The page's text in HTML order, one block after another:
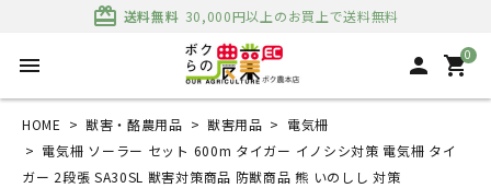
card_giftcard 送料無料 30,000円以上のお買上で送料無料
menu person 0
shopping_cart
HOME 獣害・酪農用品 獣害用品
電気柵
電気柵 ソーラー セット 600m タイガー イノシシ対策 電気柵 タイ
ガー 2段張 SA30SL 獣害対策商品 防獣商品 熊 いのしし 対策